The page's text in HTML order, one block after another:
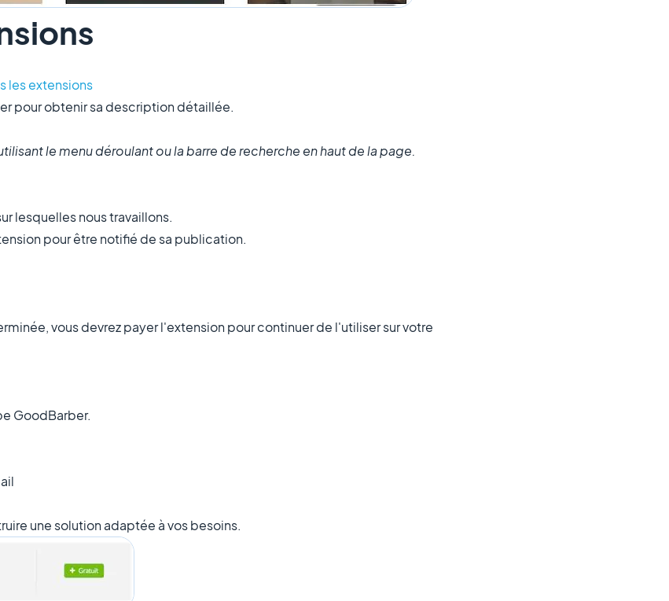
les extensions
pour obtenir sa description détaillée.
le menu déroulant ou la barre de recherche en haut de la page.
lesquelles nous travaillons.
pour être notifié de sa publication.
vous devrez payer l'extension pour continuer de l'utiliser sur votre
GoodBarber.
une solution adaptée à vos besoins.